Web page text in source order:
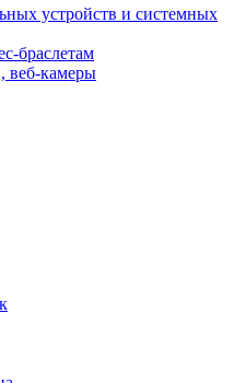
устройств и системных
браслетам
веб-камеры